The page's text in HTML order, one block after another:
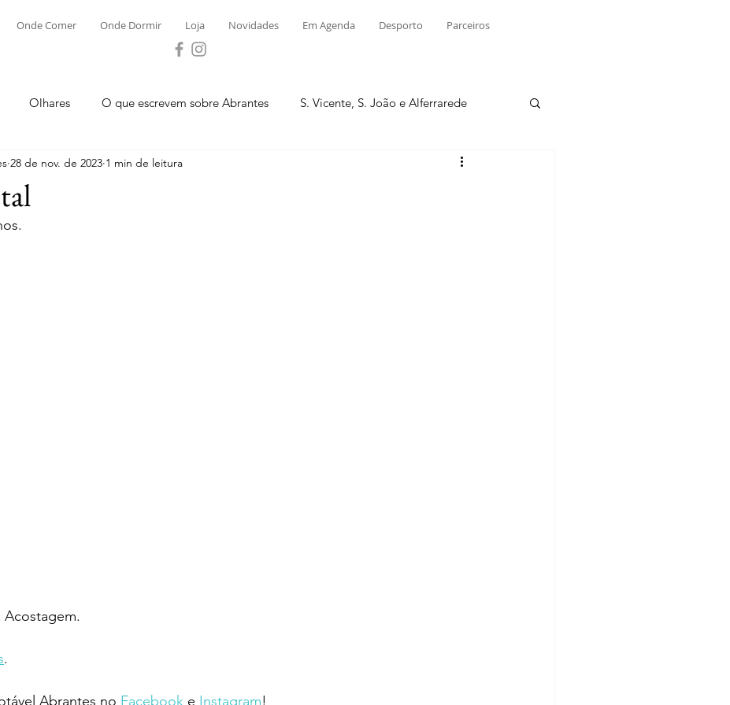
Onde Comer Onde Dormir Loja Novidades Em Agenda Desporto Parceiros
Olhares O que escrevem sobre Abrantes S. Vicente, S. João e Alferrarede
Alvega e Concavada Bemposta
de Moinhos
28 de nov. de 2023 1 min de leitura
.
Abrantes no Facebook e Instagram!